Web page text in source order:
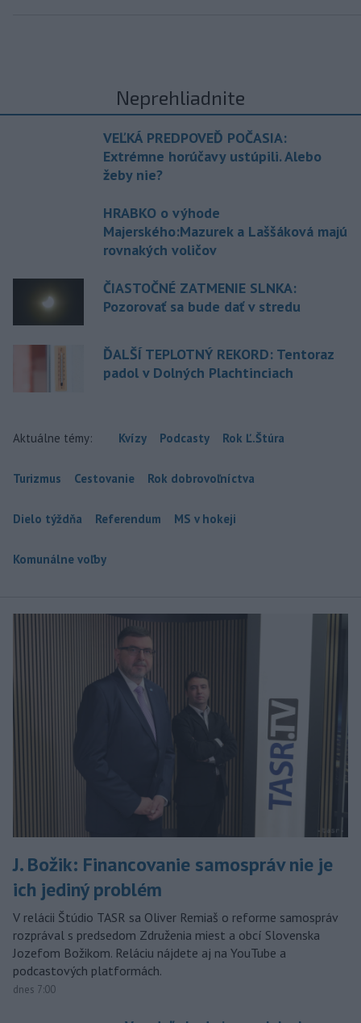
Neprehliadnite
VEĽKÁ PREDPOVEĎ POČASIA:
Extrémne horúčavy ustúpili. Alebo
žeby nie?
HRABKO o výhode
Majerského:Mazurek a Laššáková majú
rovnakých voličov
ČIASTOČNÉ ZATMENIE SLNKA:
Pozorovať sa bude dať v stredu
ĎALŠÍ TEPLOTNÝ REKORD: Tentoraz
padol v Dolných Plachtinciach
Aktuálne témy: Kvízy Podcasty Rok Ľ.Štúra
Turizmus Cestovanie Rok dobrovoľníctva
Dielo týždňa Referendum MS v hokeji
Komunálne voľby
J. Božik: Financovanie samospráv nie je
ich jediný problém
V relácii Štúdio TASR sa Oliver Remiaš o reforme samospráv
rozprával s predsedom Združenia miest a obcí Slovenska
Jozefom Božikom. Reláciu nájdete aj na YouTube a
podcastových platformách.
dnes 7:00